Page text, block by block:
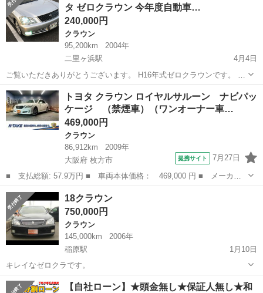
2.5Ｌ ⭕️平均燃費は、...タ ゼロクラウン 今年度自動車…
240,000円
クラウン
95,200km
2004年
二里ヶ浜駅
4月4日
ご覧いただきありがとうございます。 H16年式ゼロクラウンです。 走
行約95200キロ 経済的な2.5リッター 車検は今年8月まで！ 今年度自動
車税コミコミ価格です！お支払いは銀行振り込みでお願いします。 機
関良...
和歌山 和歌山市 二里ヶ浜駅 クラウン
トヨタ クラウン ロイヤルサルーン ナビパッ
ケージ （禁煙車）（ワンオーナー車…
469,000円
クラウン
86,912km
2009年
大阪府 枚方市
提携サイト 7月27日
■ 支払総額: 57.9万円 ■ 車両本体価格： 469,000 円 ■ メーカー
名： トヨタ ■ 車種名： クラウン ■ グレード名： ロイヤルサ
ルーン ナビパッケージ （禁煙車）（ワンオーナー車）（メーカー
ナビ）（クル...
大阪 枚方市 クラウン
18クラウン
750,000円
クラウン
145,000km
2006年
稲原駅
1月10日
キレイなゼロクラです。
和歌山 田辺市 稲原駅 クラウン クラ
【自社ローン】★頭金無し★保証人無し★和